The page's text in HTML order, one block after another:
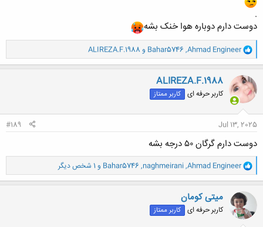
کلیک کنید تا باز شود...
.
دوست دارم دوباره هوا خنک بشه
و
ا
ک
ن
ش
ه
ا
Ahmad Engineer
,
Bahar5746 و ALIREZA.F.1988
ALIREZA.F.1988
کاربر حرفه ای کاربر ممتاز
Jul 13, 2025
#189
دوست دارم گرگان ۵۰ درجه بشه
و
ا
ک
ن
ش
ه
ا
Ahmad Engineer
,
naghmeirani
,
Bahar5746 و 1 شخص دیگر
میتی کومان
کاربر حرفه ای کاربر ممتاز